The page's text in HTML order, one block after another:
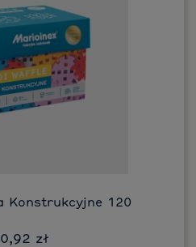
Konstrukcyjne 120
zł
koszyka